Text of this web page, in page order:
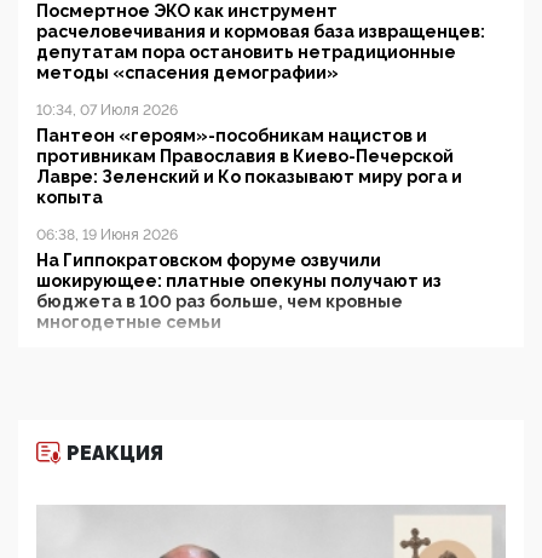
Посмертное ЭКО как инструмент
расчеловечивания и кормовая база извращенцев:
депутатам пора остановить нетрадиционные
методы «спасения демографии»
10:34, 07 Июля 2026
Пантеон «героям»-пособникам нацистов и
противникам Православия в Киево-Печерской
Лавре: Зеленский и Ко показывают миру рога и
копыта
06:38, 19 Июня 2026
На Гиппократовском форуме озвучили
шокирующее: платные опекуны получают из
бюджета в 100 раз больше, чем кровные
многодетные семьи
11:53, 09 Июня 2026
деятельность ИИТО ЮНЕСКО в России, но
цифроглобалисты продолжают определять
повестку в образовании
РЕАКЦИЯ